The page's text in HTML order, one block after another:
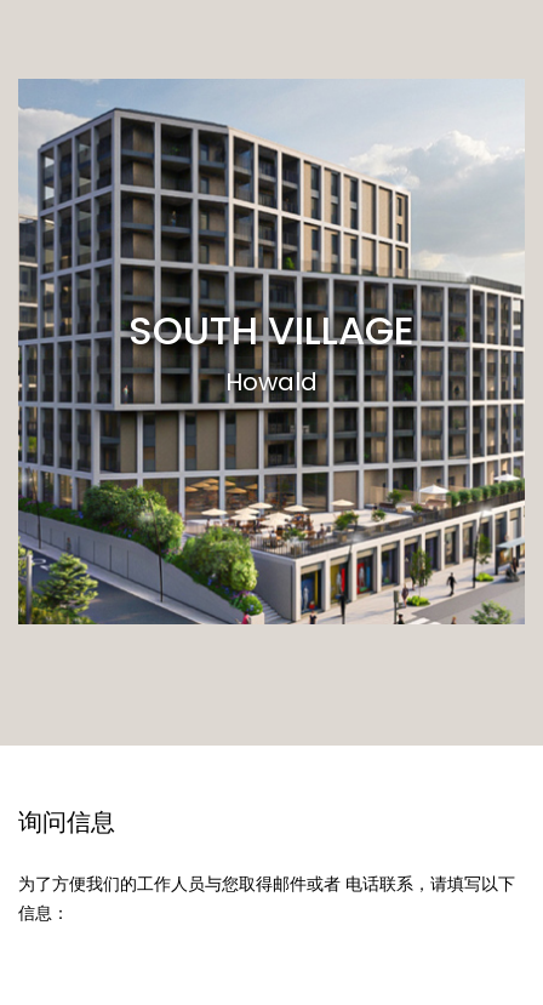
SOUTH VILLAGE
Howald
询问信息
为了方便我们的工作人员与您取得邮件或者 电话联系，请填写以下
信息：